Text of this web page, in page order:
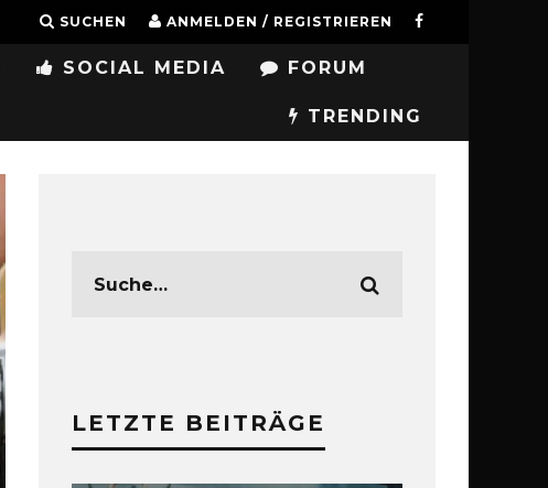
SUCHEN ANMELDEN / REGISTRIEREN
SOCIAL MEDIA FORUM
TRENDING
LETZTE BEITRÄGE